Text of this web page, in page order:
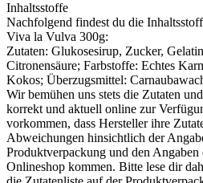
Inhaltsstoffe
Nachfolgend findest du die
Viva la Vulva 300g:
Zutaten: Glukosesirup, Zucker,
Citronensäure; Farbstoffe: Echtes
Kokos; Überzugsmittel:
Wir bemühen uns stets die Zutaten
korrekt und aktuell online zur
vorkommen, dass Hersteller ihre
Abweichungen hinsichtlich der
Produktverpackung und den
Onlineshop kommen. Bitte lese dir